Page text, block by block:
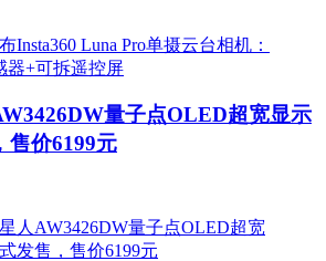
量子点OLED超宽显示
售价6199元